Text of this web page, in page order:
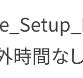
時間なし